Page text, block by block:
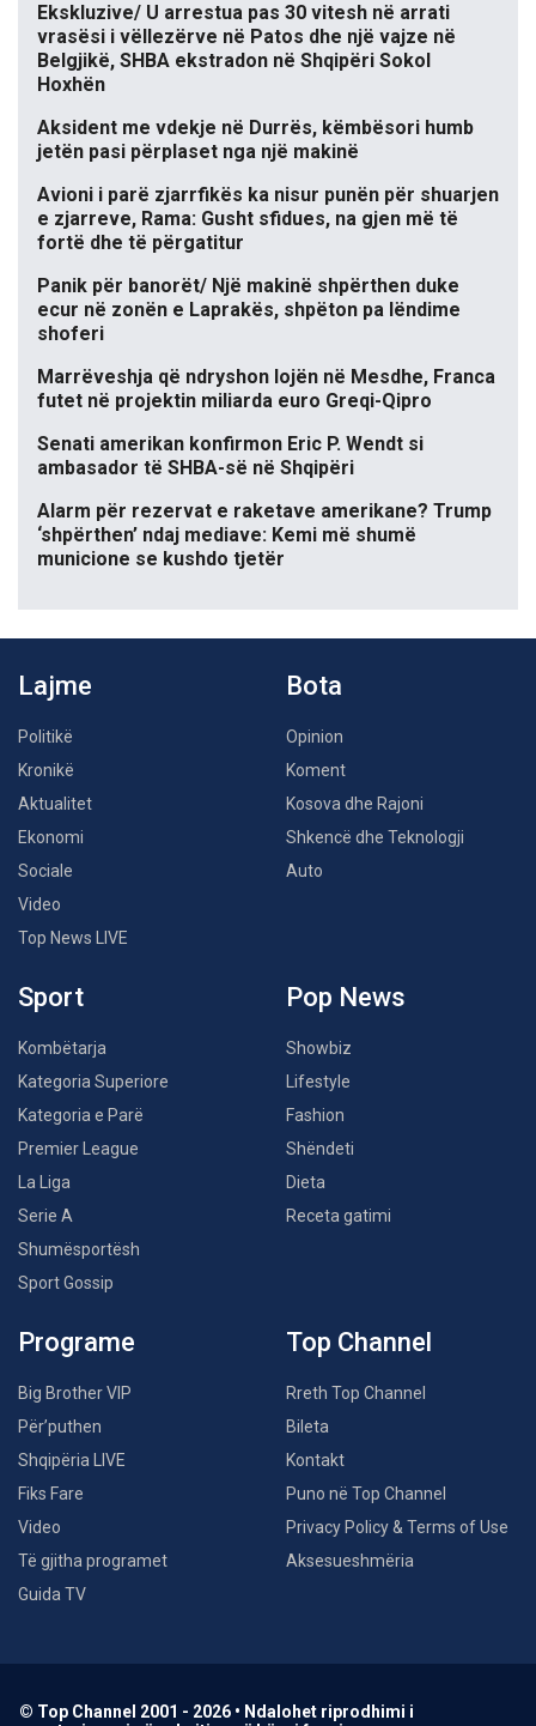
Ekskluzive/ U arrestua pas 30 vitesh në arrati
vrasësi i vëllezërve në Patos dhe një vajze në
Belgjikë, SHBA ekstradon në Shqipëri Sokol
Hoxhën
Aksident me vdekje në Durrës, këmbësori humb
jetën pasi përplaset nga një makinë
Avioni i parë zjarrfikës ka nisur punën për shuarjen
e zjarreve, Rama: Gusht sfidues, na gjen më të
fortë dhe të përgatitur
Panik për banorët/ Një makinë shpërthen duke
ecur në zonën e Laprakës, shpëton pa lëndime
shoferi
Marrëveshja që ndryshon lojën në Mesdhe, Franca
futet në projektin miliarda euro Greqi-Qipro
Senati amerikan konfirmon Eric P. Wendt si
ambasador të SHBA-së në Shqipëri
Alarm për rezervat e raketave amerikane? Trump
‘shpërthen’ ndaj mediave: Kemi më shumë
municione se kushdo tjetër
Lajme
Politikë
Kronikë
Aktualitet
Ekonomi
Sociale
Video
Top News LIVE
Bota
Opinion
Koment
Kosova dhe Rajoni
Shkencë dhe Teknologji
Auto
Sport
Kombëtarja
Kategoria Superiore
Kategoria e Parë
Premier League
La Liga
Serie A
Shumësportësh
Sport Gossip
Pop News
Showbiz
Lifestyle
Fashion
Shëndeti
Dieta
Receta gatimi
Programe
Big Brother VIP
Për’puthen
Shqipëria LIVE
Fiks Fare
Video
Të gjitha programet
Guida TV
Top Channel
Rreth Top Channel
Bileta
Kontakt
Puno në Top Channel
Privacy Policy & Terms of Use
Aksesueshmëria
© Top Channel 2001 - 2026 • Ndalohet riprodhimi i